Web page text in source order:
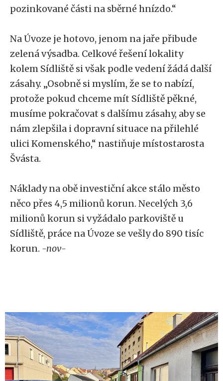
pozinkované části na sběrné hnízdo.“
Na Úvoze je hotovo, jenom na jaře přibude
zelená výsadba. Celkové řešení lokality
kolem Sídliště si však podle vedení žádá další
zásahy. „Osobně si myslím, že se to nabízí,
protože pokud chceme mít Sídliště pěkné,
musíme pokračovat s dalšímu zásahy, aby se
nám zlepšila i dopravní situace na přilehlé
ulici Komenského,“ nastiňuje místostarosta
Švásta.
Náklady na obě investiční akce stálo město
něco přes 4,5 milionů korun. Necelých 3,6
milionů korun si vyžádalo parkoviště u
Sídliště, práce na Úvoze se vešly do 890 tisíc
korun. -nov-